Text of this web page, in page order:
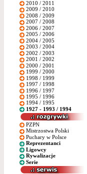
2010 / 2011
2009 / 2010
2008 / 2009
2007 / 2008
2006 / 2007
2005 / 2006
2004 / 2005
2003 / 2004
2002 / 2003
2001 / 2002
2000 / 2001
1999 / 2000
1998 / 1999
1997 / 1998
1996 / 1997
1995 / 1996
1994 / 1995
1927 - 1993 / 1994
PZPN
Mistrzostwa Polski
Puchary w Polsce
Reprezentanci
Ligowcy
Rywalizacje
Serie